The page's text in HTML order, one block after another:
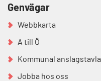
Genvägar
Webbkarta
A till Ö
Kommunal anslagstavla
Jobba hos oss